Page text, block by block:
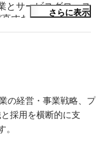
とサービスグロース
すため大手通信企
組織マネージャー
してクライアント
ユーザーリサーチ
さらに表示
の経営・事業戦略、プ
採用を横断的に支